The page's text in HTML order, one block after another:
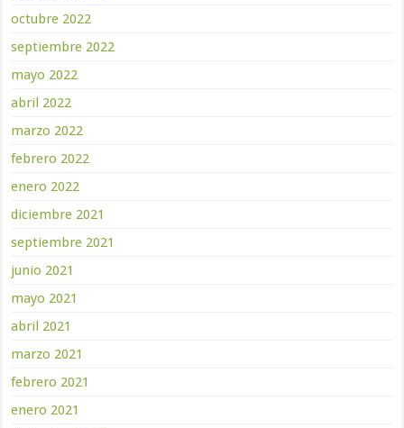
octubre 2022
septiembre 2022
mayo 2022
abril 2022
marzo 2022
febrero 2022
enero 2022
diciembre 2021
septiembre 2021
junio 2021
mayo 2021
abril 2021
marzo 2021
febrero 2021
enero 2021